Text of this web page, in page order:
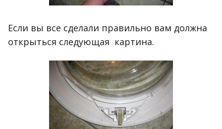
Если вы все сделали правильно вам должна
открыться следующая картина.